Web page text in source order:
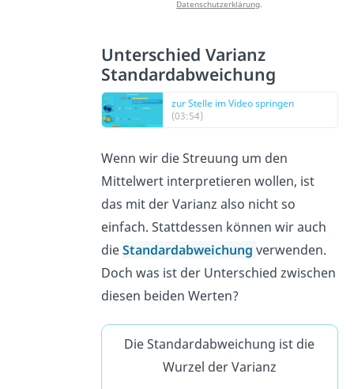
Datenschutzerklärung.
Unterschied Varianz
Standardabweichung
zur Stelle im Video springen
(03:54)
Wenn wir die Streuung um den
Mittelwert interpretieren wollen, ist
das mit der Varianz also nicht so
einfach. Stattdessen können wir auch
dieStandardabweichung verwenden.
Doch was ist der Unterschied zwischen
diesen beiden Werten?
Die Standardabweichung ist die
Wurzel der Varianz